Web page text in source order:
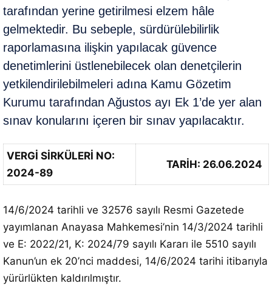
tarafından yerine getirilmesi elzem hâle
gelmektedir. Bu sebeple, sürdürülebilirlik
raporlamasına ilişkin yapılacak güvence
denetimlerini üstlenebilecek olan denetçilerin
yetkilendirilebilmeleri adına Kamu Gözetim
Kurumu tarafından Ağustos ayı Ek 1’de yer alan
sınav konularını içeren bir sınav yapılacaktır.
VERGİ SİRKÜLERİ NO:
2024-89
TARİH: 26.06.2024
14/6/2024 tarihli ve 32576 sayılı Resmi Gazetede
yayımlanan Anayasa Mahkemesi’nin 14/3/2024 tarihli
ve E: 2022/21, K: 2024/79 sayılı Kararı ile 5510 sayılı
Kanun’un ek 20’nci maddesi, 14/6/2024 tarihi itibarıyla
yürürlükten kaldırılmıştır.